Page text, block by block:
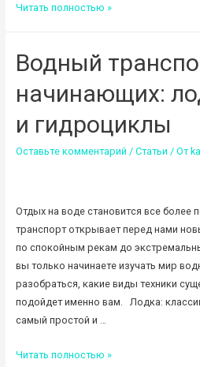
Как
к
на
советы
для
Читать полностью »
Водный
начинающих:
и гидроциклы
Оставьте комментарий / Статьи / От
Отдых на воде становится все более
транспорт открывает перед нами
по спокойным рекам до
вы только начинаете изучать мир
разобраться, какие виды техники
подойдет именно вам. Лодка:
самый простой и …
Водный
Читать полностью »